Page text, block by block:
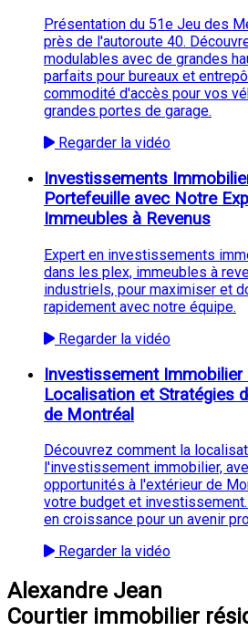
Présentation du 51e Jeu des
près de l'autoroute 40.
modulables avec de grandes
parfaits pour bureaux et
commodité d'accès pour vos
grandes portes de garage.
Regarder la vidéo
Investissements
Portefeuille avec Notre
Immeubles à Revenus
Expert en investissements
dans les plex, immeubles à
industriels, pour maximiser et
rapidement avec notre équipe.
Regarder la vidéo
Investissement Immobilier
Localisation et Stratégies
de Montréal
Découvrez comment la
l'investissement immobilier,
opportunités à l'extérieur de
votre budget et
en croissance pour un avenir
Regarder la vidéo
Alexandre Jean
Courtier immobilier